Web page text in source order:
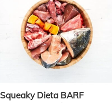
Squeaky Dieta BARF